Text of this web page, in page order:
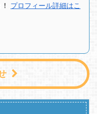
プロフィール詳細はこ